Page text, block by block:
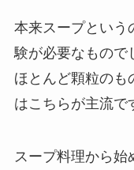
本来スープという
験が必要なもので
ほとんど顆粒のも
はこちらが主流で
スープ料理から始